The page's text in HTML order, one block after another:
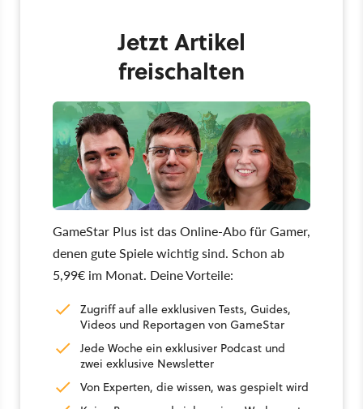
Jetzt Artikel
freischalten
GameStar Plus ist das Online-Abo für Gamer,
denen gute Spiele wichtig sind. Schon ab
5,99€ im Monat. Deine Vorteile:
Zugriff auf alle exklusiven Tests, Guides,
Videos und Reportagen von GameStar
Jede Woche ein exklusiver Podcast und
zwei exklusive Newsletter
Von Experten, die wissen, was gespielt wird